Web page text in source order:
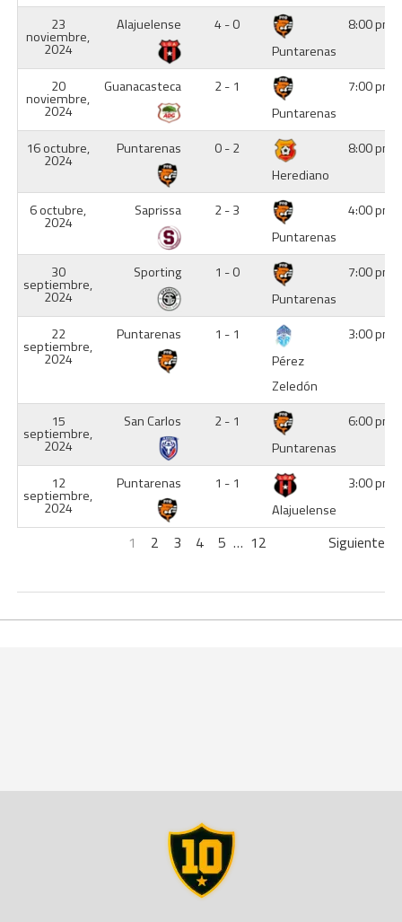
23
noviembre,
2024
Alajuelense
4 - 0
Puntarenas
8:00 pm
20
noviembre,
2024
Guanacasteca
2 - 1
Puntarenas
7:00 pm
16 octubre,
2024
Puntarenas
0 - 2
Herediano
8:00 pm
6 octubre,
2024
Saprissa
2 - 3
Puntarenas
4:00 pm
30
septiembre,
2024
Sporting
1 - 0
Puntarenas
7:00 pm
22
septiembre,
2024
Puntarenas
1 - 1
Pérez
Zeledón
3:00 pm
15
septiembre,
2024
San Carlos
2 - 1
Puntarenas
6:00 pm
12
septiembre,
2024
Puntarenas
1 - 1
Alajuelense
3:00 pm
1 2 3 4 5 … 12 Siguiente